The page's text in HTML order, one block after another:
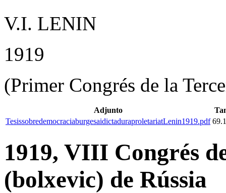
V.I. LENIN
1919
(Primer Congrés de la
Adjunto
TesissobredemocraciaburgesaidictaduraproletariatLenin1919.pdf
1919, VIII Congrés
(bolxevic) de Rússia